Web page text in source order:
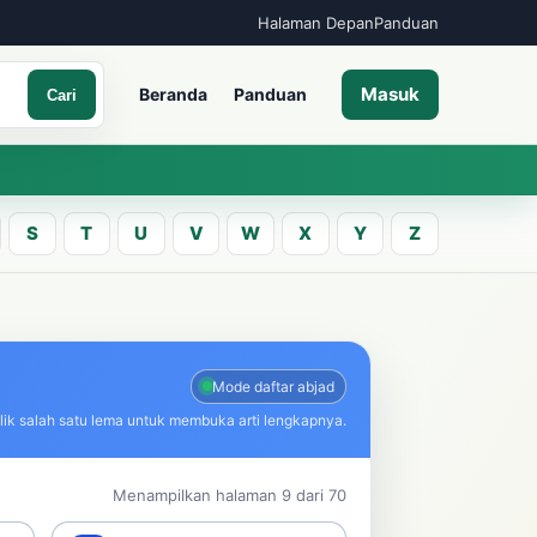
Halaman DepanPanduan
Cari Beranda Panduan Masuk
kata Jawa
S T U V W X Y Z
Mode daftar abjad
salah satu lema untuk membuka arti lengkapnya.
Menampilkan halaman 9 dari 70